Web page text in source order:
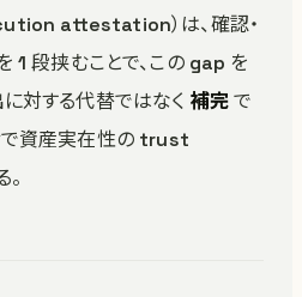
attestation）は、確認・
1 段挟むことで、この gap を
対する代替ではなく 補完で
で資産実在性の trust